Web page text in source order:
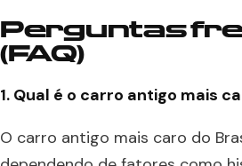
Perguntas
(FAQ)
1. Qual é o carro antigo mais
O carro antigo mais caro do